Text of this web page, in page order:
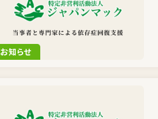
お知らせ